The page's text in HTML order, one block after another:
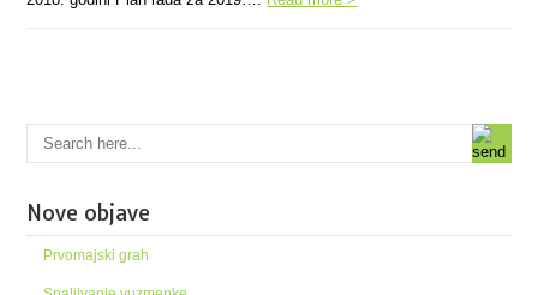
Nove objave
Prvomajski grah